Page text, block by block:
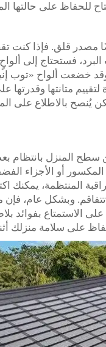
للحفاظ على حالتها
مصدر قلق. فإذا كنت
فستحتاج إلى
خضعت ألواح «توب
لتقييم متانتها
يُنصح بالاطلاع على
سطح المنزل بانتظام
أو الأجزاء
المنتظمة، يمكنك
وبشكل عام، فإن
الاستمتاع بفوائد
على سلامة منزلك